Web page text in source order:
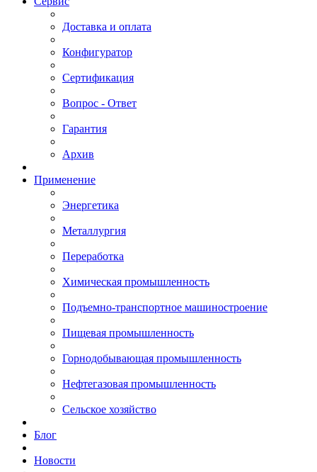
Доставка и оплата
Конфигуратор
Сертификация
Вопрос - Ответ
Гарантия
Архив
Применение
Энергетика
Металлургия
Переработка
Химическая промышленность
Подъемно-транспортное машиностроение
Пищевая промышленность
Горнодобывающая промышленность
Нефтегазовая промышленность
Сельское хозяйство
Блог
Новости